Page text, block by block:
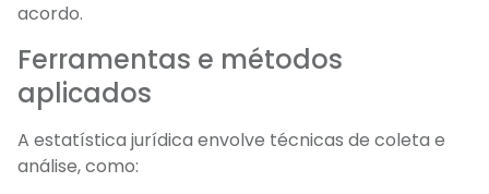
acordo.
Ferramentas e métodos
aplicados
A estatística jurídica envolve técnicas de coleta e
análise, como: